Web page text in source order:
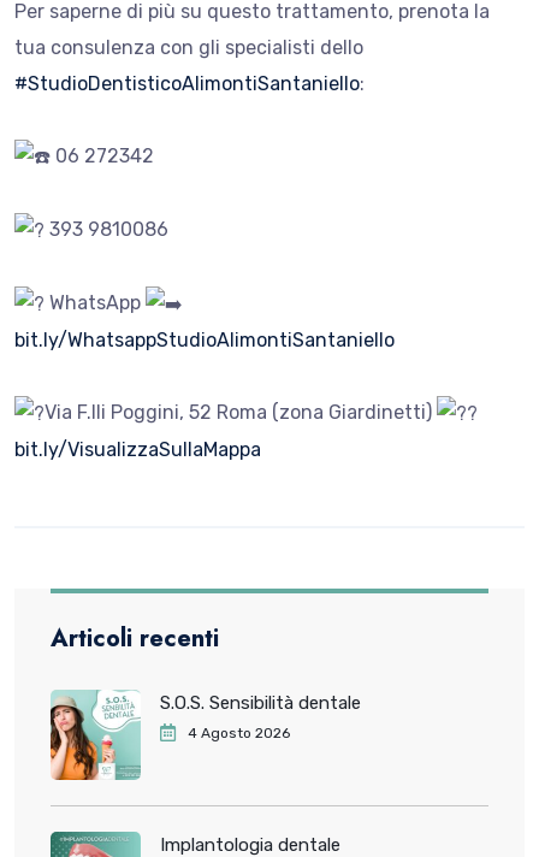
Per saperne di più su questo trattamento, prenota la
tua consulenza con gli specialisti dello
#StudioDentisticoAlimontiSantaniello:
06 272342
393 9810086
WhatsApp
bit.ly/WhatsappStudioAlimontiSantaniello
Via F.lli Poggini, 52 Roma (zona Giardinetti)
bit.ly/VisualizzaSullaMappa
Articoli recenti
S.O.S. Sensibilità dentale
4 Agosto 2026
Implantologia dentale